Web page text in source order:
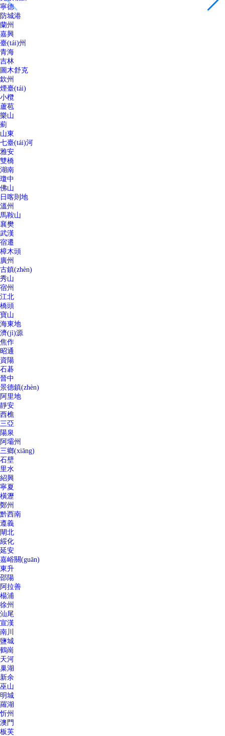
寧德
防城港
蘭州
嘉興
臺(tái)州
青海
吉林
圖木舒克
欽州
煙臺(tái)
小欖
蘆苞
樂山
薊
山東
七臺(tái)河
雅安
雙橋
湖南
瓊中
佛山
日喀則地
溫州
馬鞍山
襄樊
武漢
宿遷
樟木頭
廣州
古鎮(zhèn)
秀山
宿州
江北
橋頭
寶山
海東地
濟(jì)源
焦作
昭通
資陽
石碁
晉中
景德鎮(zhèn)
阿里地
靜安
西樵
三亞
陽泉
阿壩州
三鄉(xiāng)
石壁
里水
紹興
寧夏
橫瀝
鄭州
黔西南
遵義
閘北
綏化
延安
嘉峪關(guān)
東升
邵陽
阿拉善
楊浦
徐州
汕尾
宣漢
南川
鹽城
鶴崗
天河
巢湖
新余
巫山
明城
羅湖
忻州
澳門
板芙